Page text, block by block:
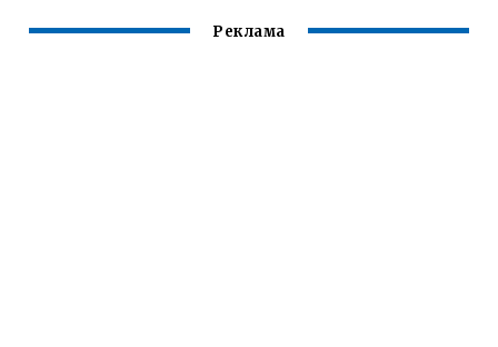
Реклама